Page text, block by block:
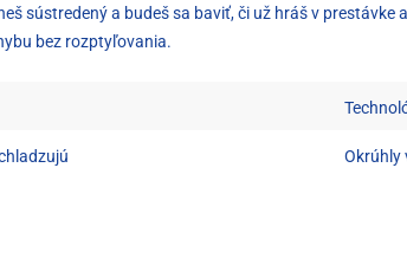
sústredený a budeš sa baviť, či už hráš v
bez rozptyľovania.
Okrúhly